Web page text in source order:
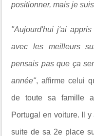
positionner, mais je
"Aujourd'hui j'ai
avec les meilleurs
pensais pas que ça
année", affirme celui
de toute sa famille
Portugal en voiture. Il
suite de sa 2e place